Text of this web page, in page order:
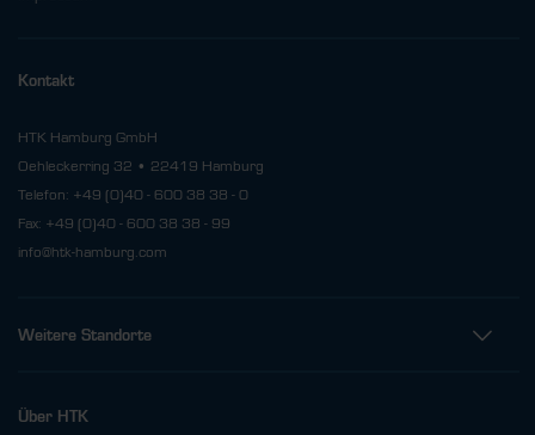
Kontakt
HTK Hamburg GmbH
Oehleckerring 32 • 22419 Hamburg
Telefon: +49 (0)40 - 600 38 38 - 0
Fax: +49 (0)40 - 600 38 38 - 99
info@htk-hamburg.com
Weitere Standorte
Über HTK